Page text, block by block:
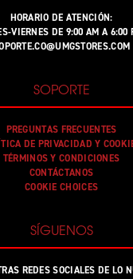
HORARIO DE ATENCIÓN:
VIERNES DE 9:00 AM A 6:00
SOPORTE
PREGUNTAS FRECUENTES
DE PRIVACIDAD Y
TÉRMINOS Y CONDICIONES
CONTÁCTANOS
COOKIE CHOICES
SÍGUENOS
REDES SOCIALES DE LO